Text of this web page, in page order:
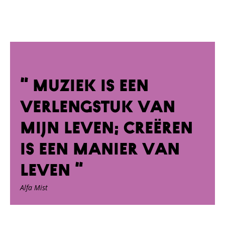
“ Muziek is een
verlengstuk van
mijn leven; creëren
is een manier van
leven “
Alfa Mist